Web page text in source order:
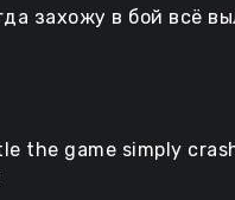
захожу в бой всё
the game simply